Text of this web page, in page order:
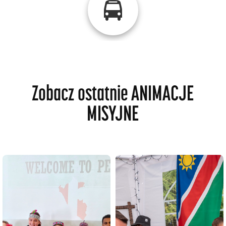
Zobacz ostatnie ANIMACJE
MISYJNE
Lanki. Podczas tych
spotkań uczniowie
dowiedzieli się więcej o Peru
i Sri Lance: poznali
geografię, kulturę, jedzenie i
religie.
pod hasłem „Więzy Krwi &
Boskie DNA”. Nie zabrakło
również Salezjańskiego
Ośrodka Misyjnego z
Warszawy, który był
gościem owego spotkania.